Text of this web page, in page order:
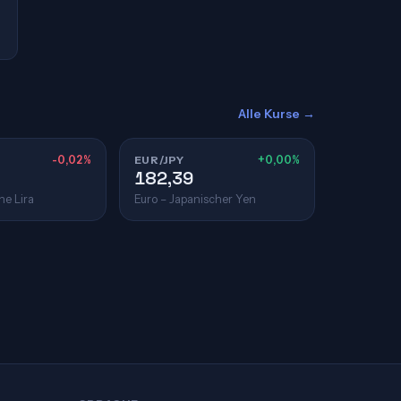
Alle Kurse →
-0,02%
Lira
EUR/JPY +0,00%
182,39
Euro – Japanischer Yen